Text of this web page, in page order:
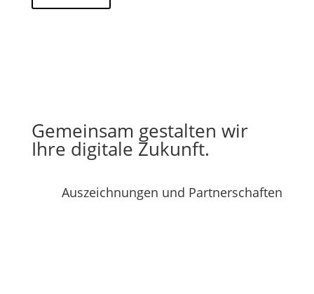
Gemeinsam gestalten wir
Ihre digitale Zukunft.
Auszeichnungen und Partnerschaften